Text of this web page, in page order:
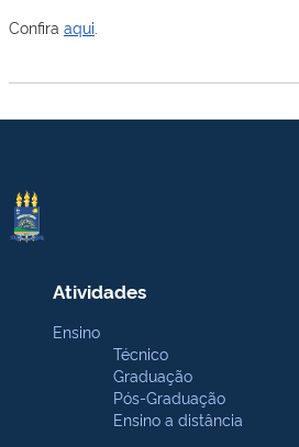
Confira aqui
Atividades
Ensino
Técnico
Graduação
Pós-Graduação
Ensino a distância